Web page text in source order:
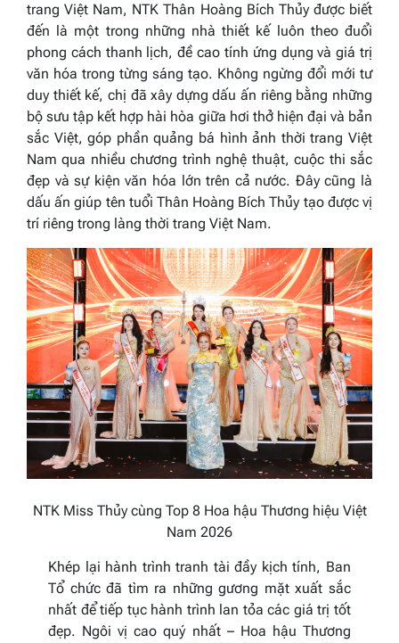
trang Việt Nam, NTK Thân Hoàng Bích Thủy được biết
đến là một trong những nhà thiết kế luôn theo đuổi
phong cách thanh lịch, đề cao tính ứng dụng và giá trị
văn hóa trong từng sáng tạo. Không ngừng đổi mới tư
duy thiết kế, chị đã xây dựng dấu ấn riêng bằng những
bộ sưu tập kết hợp hài hòa giữa hơi thở hiện đại và bản
sắc Việt, góp phần quảng bá hình ảnh thời trang Việt
Nam qua nhiều chương trình nghệ thuật, cuộc thi sắc
đẹp và sự kiện văn hóa lớn trên cả nước. Đây cũng là
dấu ấn giúp tên tuổi Thân Hoàng Bích Thủy tạo được vị
trí riêng trong làng thời trang Việt Nam.
NTK Miss Thủy cùng Top 8 Hoa hậu Thương hiệu Việt
Nam 2026
Khép lại hành trình tranh tài đầy kịch tính, Ban
Tổ chức đã tìm ra những gương mặt xuất sắc
nhất để tiếp tục hành trình lan tỏa các giá trị tốt
đẹp. Ngôi vị cao quý nhất – Hoa hậu Thương